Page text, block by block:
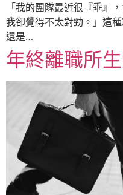
「我的團隊最近很『乖』
我卻覺得不太對勁。」這
還是…
年終離職所